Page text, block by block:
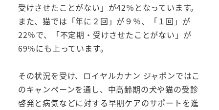
受けさせたことがない」が42％となっています。
また、猫では「年に２回」が９％、「１回」が
22％で、「不定期・受けさせたことがない」が
69％にも上っています。
その状況を受け、ロイヤルカナン ジャポンではこ
のキャンペーンを通し、中高齢期の犬や猫の受診
啓発と病気などに対する早期ケアのサポートを進